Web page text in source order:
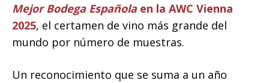
Mejor Bodega Españolaen la AWC Vienna
2025, el certamen de vino más grande del
mundo por número de muestras.
Un reconocimiento que se suma a un año